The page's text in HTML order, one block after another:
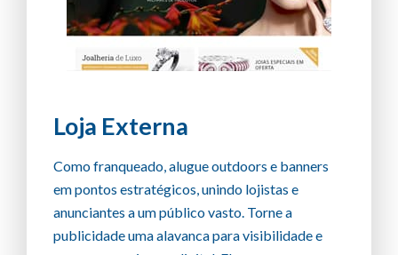
Loja Externa
Como franqueado, alugue outdoors e banners
em pontos estratégicos, unindo lojistas e
anunciantes a um público vasto. Torne a
publicidade uma alavanca para visibilidade e